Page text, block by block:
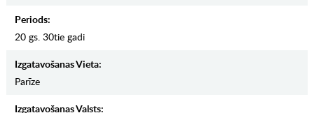
Periods:
20 gs. 30tie gadi
Izgatavošanas Vieta:
Parīze
Izgatavošanas Valsts: